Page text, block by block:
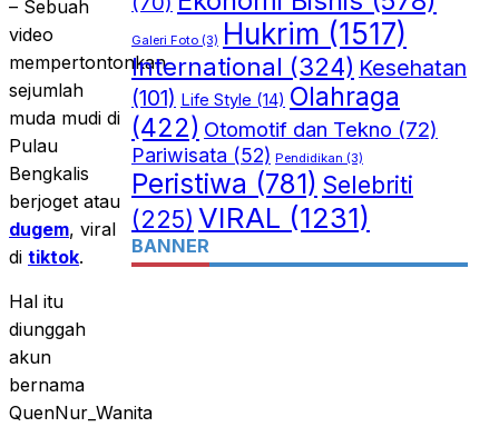
– Sebuah
video
mempertontonkan
sejumlah
muda mudi di
Pulau
Bengkalis
berjoget atau
dugem, viral
di tiktok.
Hal itu
diunggah
akun
bernama
QuenNur_Wanita
Galeri Foto (3) Hukrim (1517)
International (324) Kesehatan
(101) Life Style (14) Olahraga
(422) Otomotif dan Tekno (72)
Pariwisata (52) Pendidikan (3)
Peristiwa (781) Selebriti
(225) VIRAL (1231)
BANNER